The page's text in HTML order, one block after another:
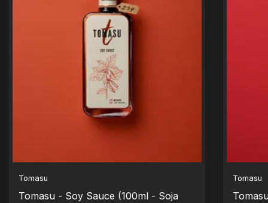
Tomasu
Tomasu - Soy Sauce (100ml - Soja
Tomasu